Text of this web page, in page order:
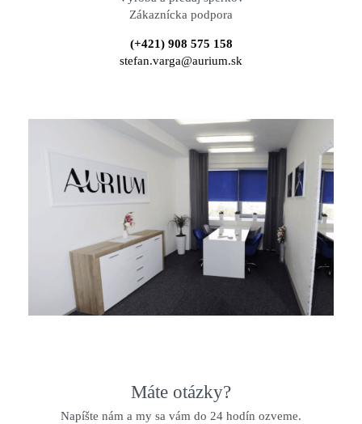
Zákaznícka podpora
(+421) 908 575 158
stefan.varga@aurium.sk
Máte otázky?
Napíšte nám a my sa vám do 24 hodín ozveme.